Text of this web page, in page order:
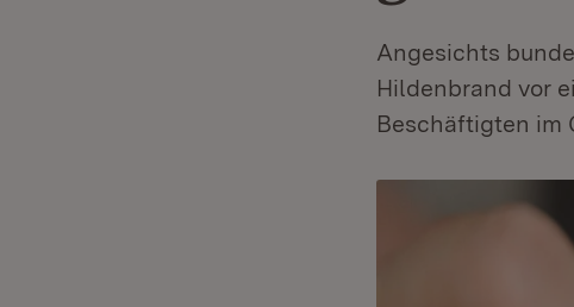
Angesichts
Hildenbrand vor
Beschäftigten im